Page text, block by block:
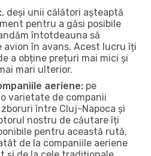
, deși unii călători așteaptă
pentru a găsi posibile
întotdeauna să
avion în avans. Acest lucru îți
a obține prețuri mai mici și
mari ulterior.
aeriene: pe
varietate de companii
între Cluj-Napoca și
nostru de căutare îți
pentru această rută,
de la companiile aeriene